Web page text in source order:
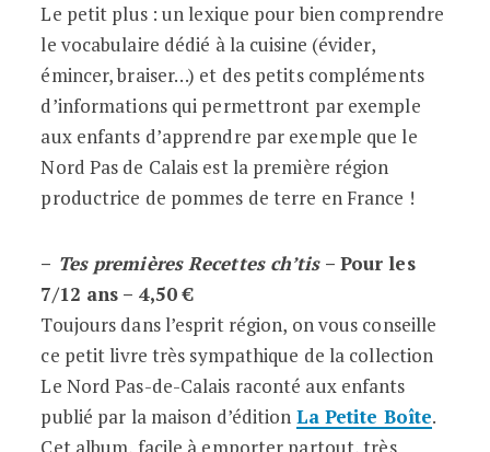
Le petit plus : un lexique pour bien comprendre
le vocabulaire dédié à la cuisine (évider,
émincer, braiser…) et des petits compléments
d’informations qui permettront par exemple
aux enfants d’apprendre par exemple que le
Nord Pas de Calais est la première région
productrice de pommes de terre en France !
– Tes premières Recettes ch’tis– Pour les
7/12 ans – 4,50 €
Toujours dans l’esprit région, on vous conseille
ce petit livre très sympathique de la collection
Le Nord Pas-de-Calais raconté aux enfants
publié par la maison d’édition La Petite Boîte.